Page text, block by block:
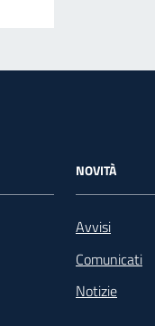
NOVITÀ
Avvisi
Comunicati
Notizie